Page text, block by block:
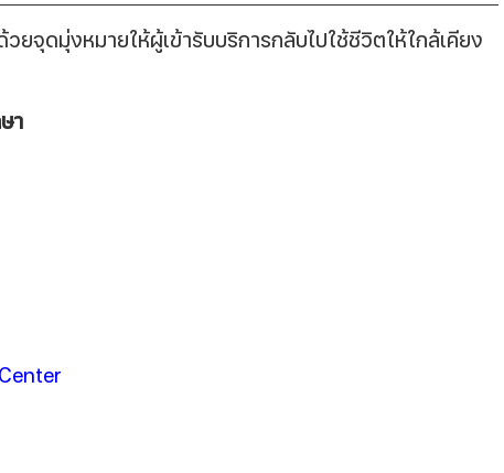
จุดมุ่งหมายให้ผู้เข้ารับบริการกลับไปใช้ชีวิตให้ใกล้เคียง
า